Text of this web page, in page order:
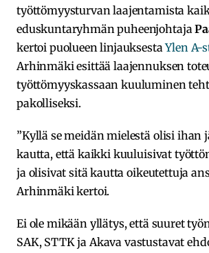
työttömyysturvan laajentamista
eduskuntaryhmän puheenjohtaja
kertoi puolueen linjauksestaYlen A-
Arhinmäki esittää laajennuksen
työttömyyskassaan kuuluminen
pakolliseksi.
”Kyllä se meidän mielestä olisi ihan
kautta, että kaikki kuuluisivat
ja olisivat sitä kautta oikeutettuja
Arhinmäki kertoi.
Ei ole mikään yllätys, että suuret
SAK, STTK ja Akava vastustavat